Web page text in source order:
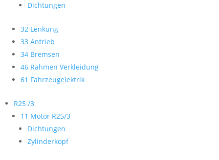
Dichtungen
32 Lenkung
33 Antrieb
34 Bremsen
46 Rahmen Verkleidung
61 Fahrzeugelektrik
R25 /3
11 Motor R25/3
Dichtungen
Zylinderkopf